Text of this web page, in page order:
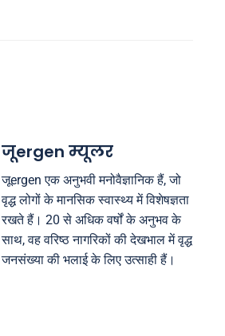
जूergen म्यूलर
जूergen एक अनुभवी मनोवैज्ञानिक हैं, जो
वृद्ध लोगों के मानसिक स्वास्थ्य में विशेषज्ञता
रखते हैं। 20 से अधिक वर्षों के अनुभव के
साथ, वह वरिष्ठ नागरिकों की देखभाल में वृद्ध
जनसंख्या की भलाई के लिए उत्साही हैं।